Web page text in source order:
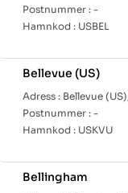
Postnummer : -
Hamnkod : USBEL
Bellevue (US)
Adress : Bellevue
Postnummer : -
Hamnkod : USKVU
Bellingham